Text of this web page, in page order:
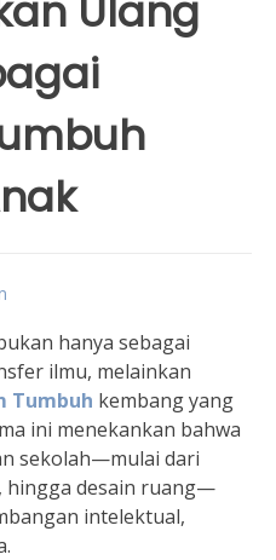
Ulang
hanya sebagai
ilmu, melainkan
Tumbuh kembang yang
ini menekankan bahwa
sekolah—mulai dari
hingga desain ruang—
intelektual,